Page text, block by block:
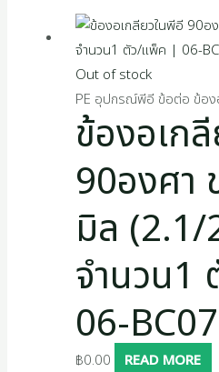
Out of stock
PE อุปกรณ์พีอี ข้อต่อ ข้อ
ข้องอเก
90องศา
มิล (2.1/
จำนวน1
06-
฿0.00 READ MORE